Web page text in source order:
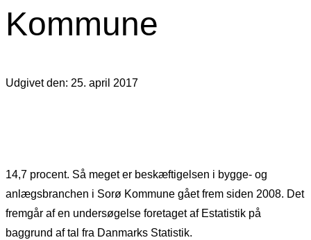
Kommune
Udgivet den: 25. april 2017
14,7 procent. Så meget er beskæftigelsen i bygge- og
anlægsbranchen i Sorø Kommune gået frem siden 2008. Det
fremgår af en undersøgelse foretaget af Estatistik på
baggrund af tal fra Danmarks Statistik.